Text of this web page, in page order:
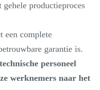
productieproces
een complete
garantie is.
personeel
werknemers naar het